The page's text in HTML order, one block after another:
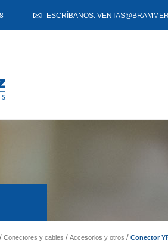
ESCRÍBANOS:
Conectores y cables Accesorios y otros Conector